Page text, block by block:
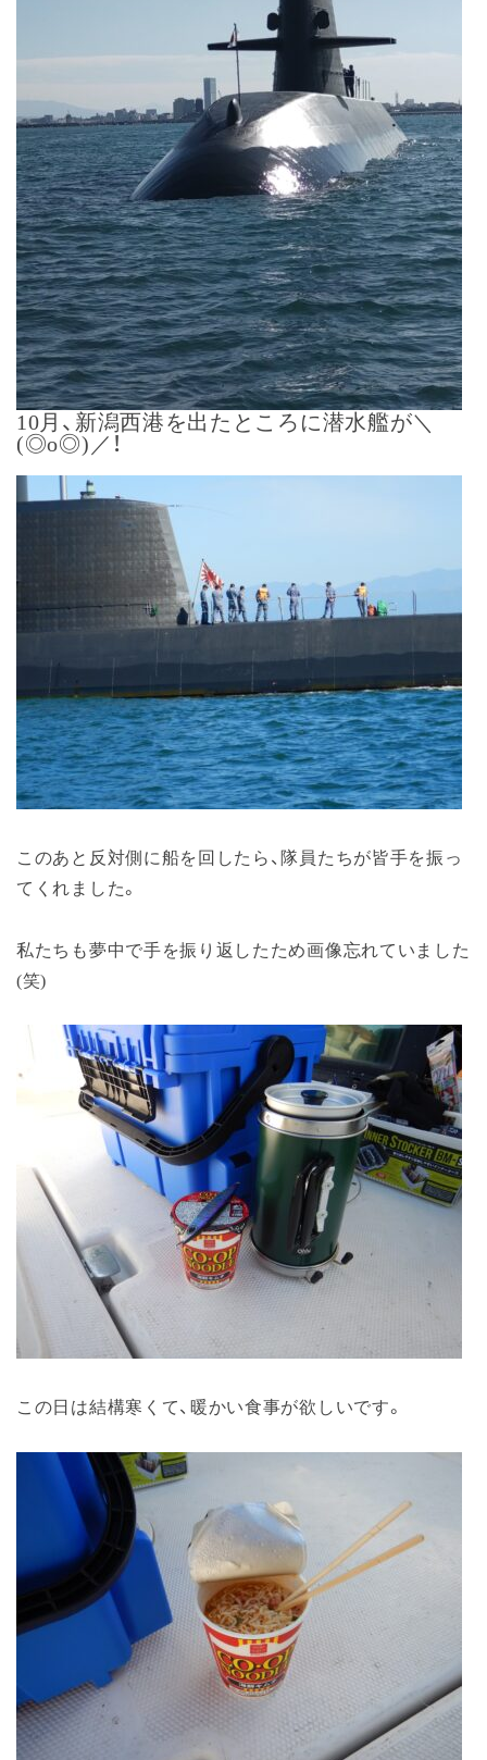
10月、新潟西港を出たところに潜水艦が＼
(◎o◎)／！
このあと反対側に船を回したら、隊員たちが皆手を振っ
てくれました。
私たちも夢中で手を振り返したため画像忘れていました
(笑)
この日は結構寒くて、暖かい食事が欲しいです。